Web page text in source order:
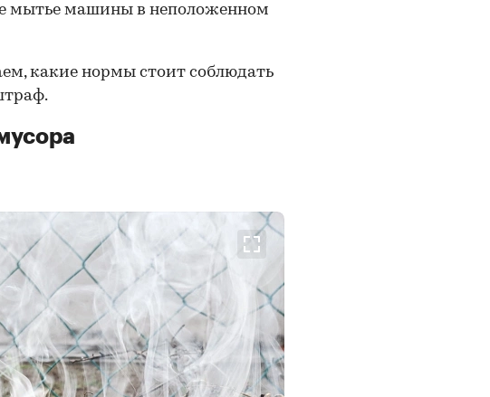
мытье машины в неположенном
какие нормы стоит соблюдать